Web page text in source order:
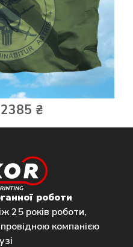
₴
роботи
25 років роботи,
компанією